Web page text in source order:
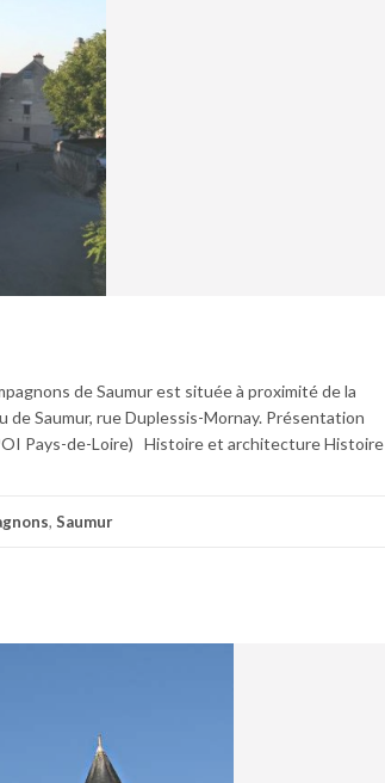
de Saumur est située à proximité de la
de Saumur, rue Duplessis-Mornay. Présentation
Pays-de-Loire) Histoire et architecture Histoire
, Saumur